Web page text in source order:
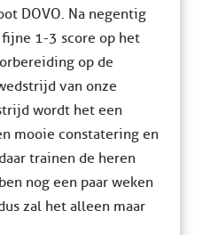
DOVO. Na negentig
1-3 score op het
op de
van onze
wordt het een
mooie constatering en
trainen de heren
nog een paar weken
zal het alleen maar